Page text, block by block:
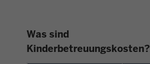
Was sind
Kinderbetreuungskosten?